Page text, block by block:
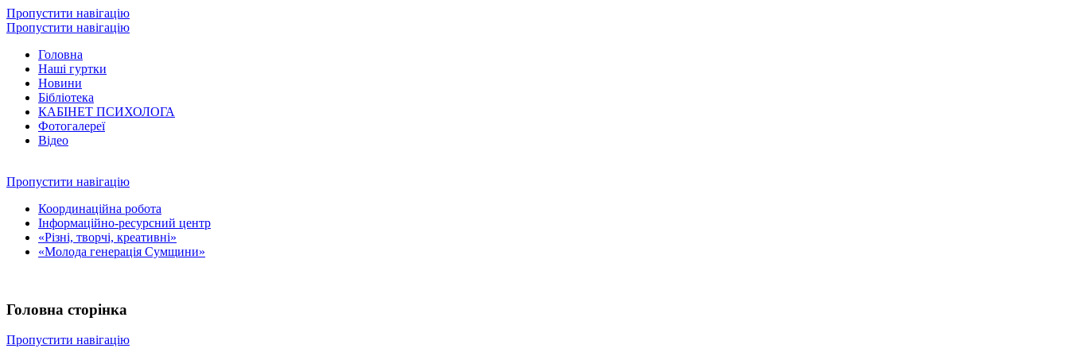
Пропустити навігацію
Пропустити навігацію
Головна
Наші гуртки
Новини
Бібліотека
КАБІНЕТ ПСИХОЛОГА
Фотогалереї
Відео
Пропустити навігацію
Координаційна робота
Інформаційно-ресурсний центр
«Різні, творчі, креативні»
«Молода генерація Сумщини»
Головна сторінка
Пропустити навігацію